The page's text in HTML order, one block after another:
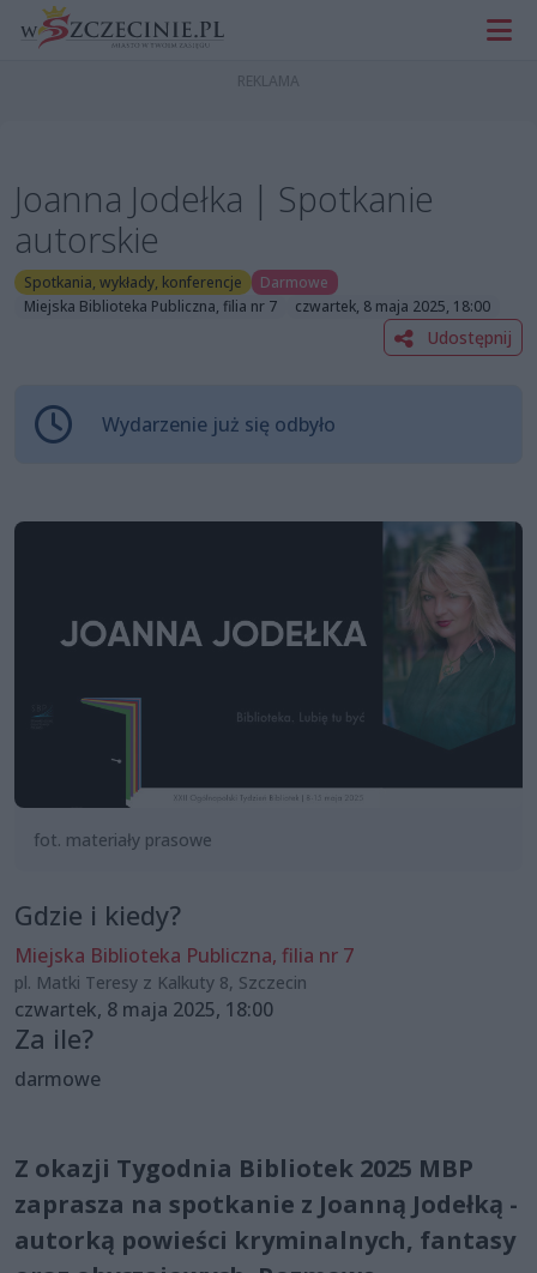
Joanna Jodełka | Spotkanie
autorskie
Spotkania, wykłady, konferencje
Darmowe
Miejska Biblioteka Publiczna, filia nr 7
czwartek, 8 maja 2025, 18:00
Udostępnij
Wydarzenie już się odbyło
fot. materiały prasowe
Gdzie i kiedy?
Miejska Biblioteka Publiczna, filia nr 7
pl. Matki Teresy z Kalkuty 8, Szczecin
czwartek, 8 maja 2025, 18:00
Za ile?
darmowe
Z okazji Tygodnia Bibliotek 2025 MBP
zaprasza na spotkanie z Joanną Jodełką -
autorką powieści kryminalnych, fantasy